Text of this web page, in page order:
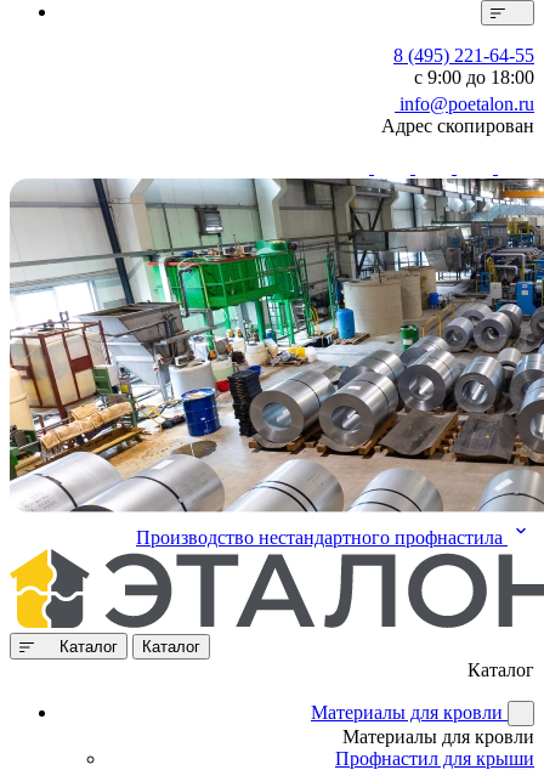
8 (495) 221-64-55
с 9:00 до 18:00
info@poetalon.ru
Адрес скопирован
Производство нестандартного профнастила
Каталог Каталог
Каталог
Материалы для кровли
Материалы для кровли
Профнастил для крыши